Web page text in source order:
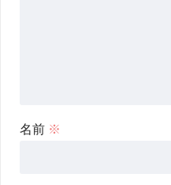
名前 ※